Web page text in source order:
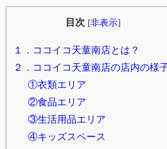
目次 [非表示]
１．ココイコ天童南店とは？
２．ココイコ天童南店の店内の様
①衣類エリア
②食品エリア
③生活用品エリア
④キッズスペース